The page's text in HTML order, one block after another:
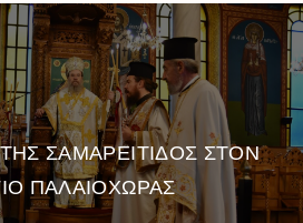
ΣΑΜΑΡΕΙΤΙΔΟΣ ΣΤΟΝ
ΠΑΛΑΙΟΧΩΡΑΣ